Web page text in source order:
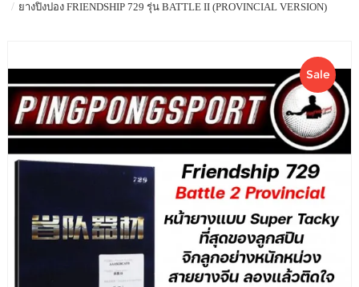
ยางปิงปอง FRIENDSHIP 729 รุ่น BATTLE II (PROVINCIAL VERSION)
Sale